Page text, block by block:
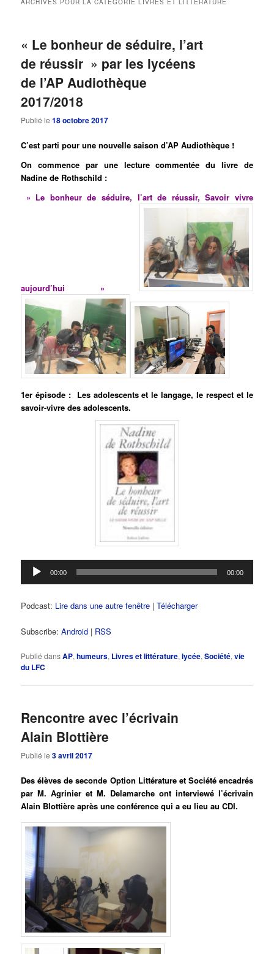
ARCHIVES POUR LA CATÉGORIELIVRES ET LITTÉRATURE
« Le bonheur de séduire, l’art
de réussir » par les lycéens
de l’AP Audiothèque
2017/2018
Publié le18 octobre 2017
C’est parti pour une nouvelle saison d’AP Audiothèque !
On commence par une lecture commentée du livre de
Nadine de Rothschild :
» Le bonheur de séduire, l’art de réussir, Savoir vivre
aujourd’hui »
1er épisode : Les adolescents et le langage, le respect et le
savoir-vivre des adolescents.
Lecteur
audio
00:00 00:00
Podcast: Lire dans une autre fenêtre |Télécharger
Subscribe:Android | RSS
Publié dansAP,humeurs, Livres et littérature,lycée,Société,vie
du LFC
Rencontre avec l’écrivain
Alain Blottière
Publié le3 avril 2017
Des élèves de seconde Option Littérature et Société encadrés
par M. Agrinier et M. Delamarche ont interviewé l’écrivain
Alain Blottière après une conférence qui a eu lieu au CDI.